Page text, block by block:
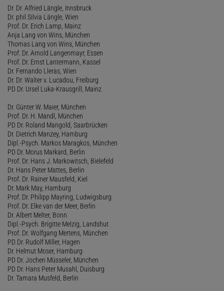
Dr. Dr. Alfried Längle, Innsbruck
Dr. phil Silvia Längle, Wien
Prof. Dr. Erich Lamp, Mainz
Anja Lang von Wins, München
Thomas Lang von Wins, München
Prof. Dr. Arnold Langenmayr, Essen
Prof. Dr. Ernst Lantermann, Kassel
Dr. Fernando Lleras, Wien
Dr. Dr. Walter v. Lucadou, Freiburg
PD Dr. Ursel Luka-Krausgrill, Mainz
Dr. Günter W. Maier, München
Prof. Dr. H. Mandl, München
PD Dr. Roland Mangold, Saarbrücken
Dr. Dietrich Manzey, Hamburg
Dipl.-Psych. Markos Maragkos, München
PD Dr. Morus Markard, Berlin
Prof. Dr. Hans J. Markowitsch, Bielefeld
Dr. Hans Peter Mattes, Berlin
Prof. Dr. Rainer Mausfeld, Kiel
Dr. Mark May, Hamburg
Prof. Dr. Philipp Mayring, Ludwigsburg
Prof. Dr. Elke van der Meer, Berlin
Dr. Albert Melter, Bonn
Dipl.-Psych. Brigitte Melzig, Landshut
Prof. Dr. Wolfgang Mertens, München
PD Dr. Rudolf Miller, Hagen
Dr. Helmut Moser, Hamburg
PD Dr. Jochen Müsseler, München
PD Dr. Hans Peter Musahl, Duisburg
Dr. Tamara Musfeld, Berlin